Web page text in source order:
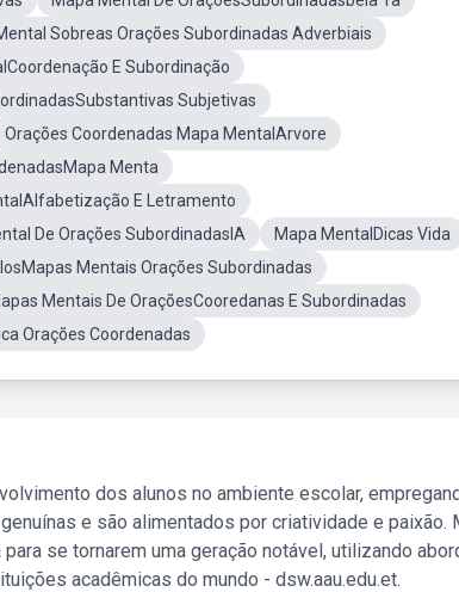
Sobreas Orações Subordinadas Adverbiais
E Subordinação
Subjetivas
Orações Coordenadas Mapa MentalArvore
Menta
E Letramento
De Orações SubordinadasIA
Mapa MentalDicas Vida
Mentais Orações Subordinadas
Mentais De OraçõesCooredanas E Subordinadas
Orações Coordenadas
dos alunos no ambiente escolar,
e são alimentados por criatividade e paixão.
se tornarem uma geração notável, utilizando
acadêmicas do mundo - dsw.aau.edu.et.